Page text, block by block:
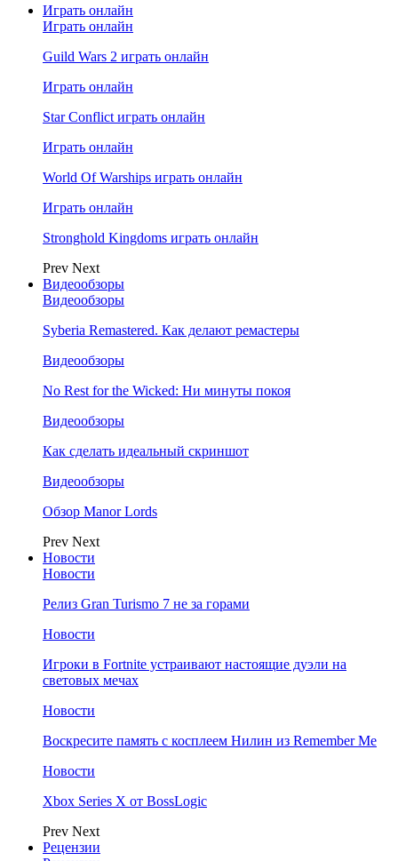
Играть онлайн
Играть онлайн
Guild Wars 2 играть онлайн
Играть онлайн
Star Conflict играть онлайн
Играть онлайн
World Of Warships играть онлайн
Играть онлайн
Stronghold Kingdoms играть онлайн
Prev Next
Видеообзоры
Видеообзоры
Syberia Remastered. Как делают ремастеры
Видеообзоры
No Rest for the Wicked: Ни минуты покоя
Видеообзоры
Как сделать идеальный скриншот
Видеообзоры
Обзор Manor Lords
Prev Next
Новости
Новости
Релиз Gran Turismo 7 не за горами
Новости
Игроки в Fortnite устраивают настоящие дуэли на
световых мечах
Новости
Воскресите память с косплеем Нилин из Remember Me
Новости
Xbox Series X от BossLogic
Prev Next
Рецензии